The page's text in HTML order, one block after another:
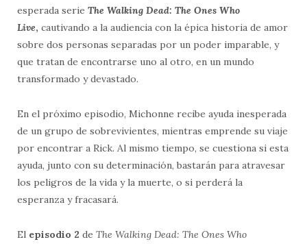
esperada serie The Walking Dead: The Ones Who
Live, cautivando a la audiencia con la épica historia de amor
sobre dos personas separadas por un poder imparable, y
que tratan de encontrarse uno al otro, en un mundo
transformado y devastado.
En el próximo episodio, Michonne recibe ayuda inesperada
de un grupo de sobrevivientes, mientras emprende su viaje
por encontrar a Rick. Al mismo tiempo, se cuestiona si esta
ayuda, junto con su determinación, bastarán para atravesar
los peligros de la vida y la muerte, o si perderá la
esperanza y fracasará.
El episodio 2 de The Walking Dead: The Ones Who